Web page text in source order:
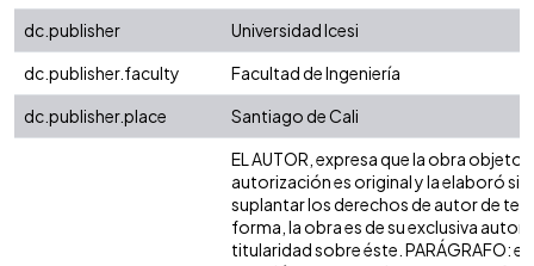
dc.publisher
Universidad Icesi
dc.publisher.faculty
Facultad de Ingeniería
dc.publisher.place
Santiago de Cali
EL AUTOR, expresa que la obra objeto
autorización es original y la elaboró
suplantar los derechos de autor de
forma, la obra es de su exclusiva
titularidad sobre éste. PARÁGRAFO: